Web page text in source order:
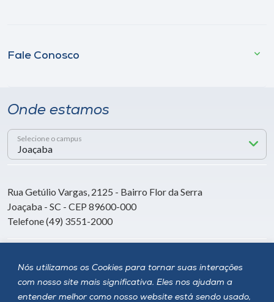
Nós utilizamos os Cookies para tornar suas interações
com nosso site mais significativa. Eles nos ajudam a
entender melhor como nosso website está sendo usado,
Fale Conosco
Onde estamos
Selecione o campus
Rua Getúlio Vargas, 2125 - Bairro Flor da Serra
Joaçaba - SC - CEP 89600-000
Telefone (49) 3551-2000
Siga a Unoesc